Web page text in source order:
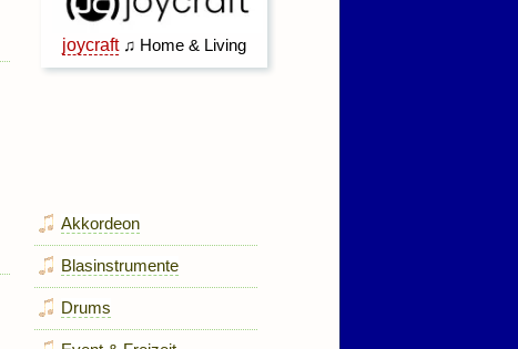
Akkordeon
Blasinstrumente
Drums